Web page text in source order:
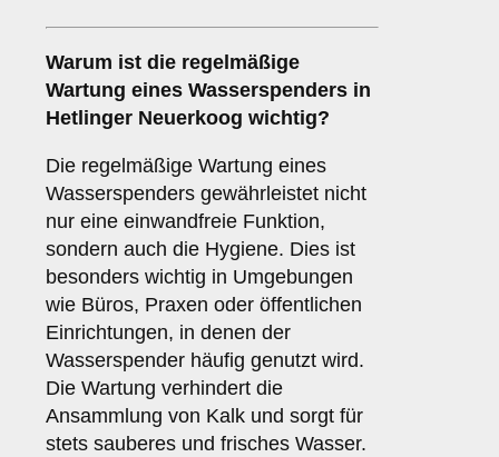
Warum ist die regelmäßige
Wartung eines Wasserspenders in
Hetlinger Neuerkoog wichtig?
Die regelmäßige Wartung eines
Wasserspenders gewährleistet nicht
nur eine einwandfreie Funktion,
sondern auch die Hygiene. Dies ist
besonders wichtig in Umgebungen
wie Büros, Praxen oder öffentlichen
Einrichtungen, in denen der
Wasserspender häufig genutzt wird.
Die Wartung verhindert die
Ansammlung von Kalk und sorgt für
stets sauberes und frisches Wasser.